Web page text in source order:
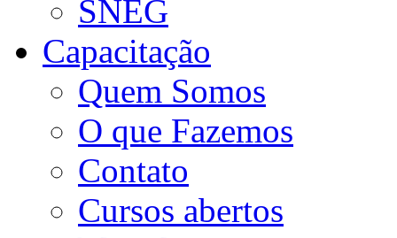
SNEG
Capacitação
Quem Somos
O que Fazemos
Contato
Cursos abertos